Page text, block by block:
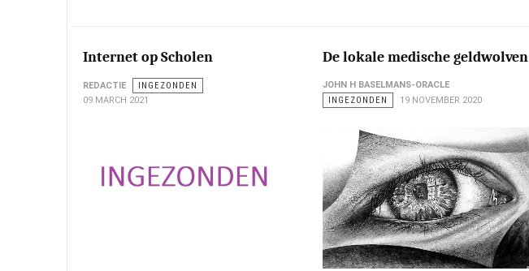
Internet op Scholen
REDACTIE
INGEZONDEN
09 MARCH 2021
De lokale medische geldwolven
JOHN H BASELMANS-ORACLE
INGEZONDEN
19 NOVEMBER 2020